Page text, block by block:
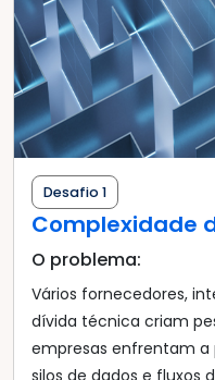
Desafio 1
Complexidade
O problema:
Vários fornecedores,
dívida técnica criam
empresas enfrentam